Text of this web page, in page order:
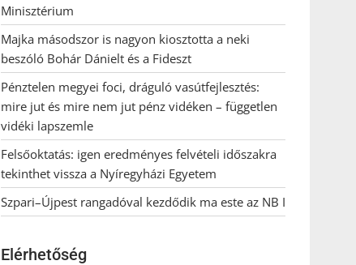
Minisztérium
Majka másodszor is nagyon kiosztotta a neki
beszóló Bohár Dánielt és a Fideszt
Pénztelen megyei foci, dráguló vasútfejlesztés:
mire jut és mire nem jut pénz vidéken – független
vidéki lapszemle
Felsőoktatás: igen eredményes felvételi időszakra
tekinthet vissza a Nyíregyházi Egyetem
Szpari–Újpest rangadóval kezdődik ma este az NB I
Elérhetőség